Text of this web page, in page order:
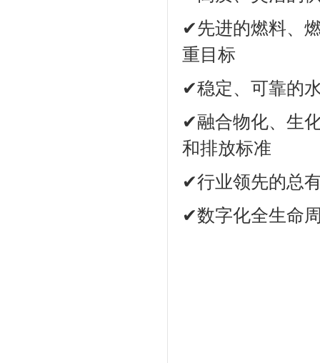
✔先进的燃料、
重目标
✔稳定、可靠的
✔融合物化、生
和排放标准
✔行业领先的总
✔数字化全生命